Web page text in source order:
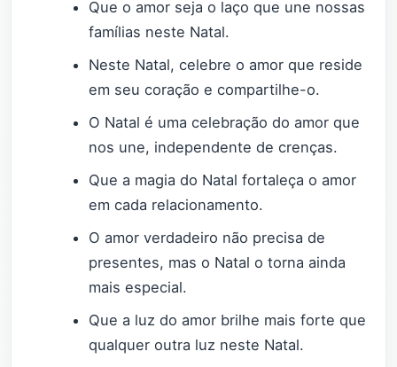
Que o amor seja o laço que une nossas
famílias neste Natal.
Neste Natal, celebre o amor que reside
em seu coração e compartilhe-o.
O Natal é uma celebração do amor que
nos une, independente de crenças.
Que a magia do Natal fortaleça o amor
em cada relacionamento.
O amor verdadeiro não precisa de
presentes, mas o Natal o torna ainda
mais especial.
Que a luz do amor brilhe mais forte que
qualquer outra luz neste Natal.